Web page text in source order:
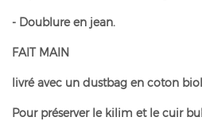
- Doublure en jean.
FAIT MAIN
livré avec un dustbag en coton
Pour préserver le kilim et le cuir